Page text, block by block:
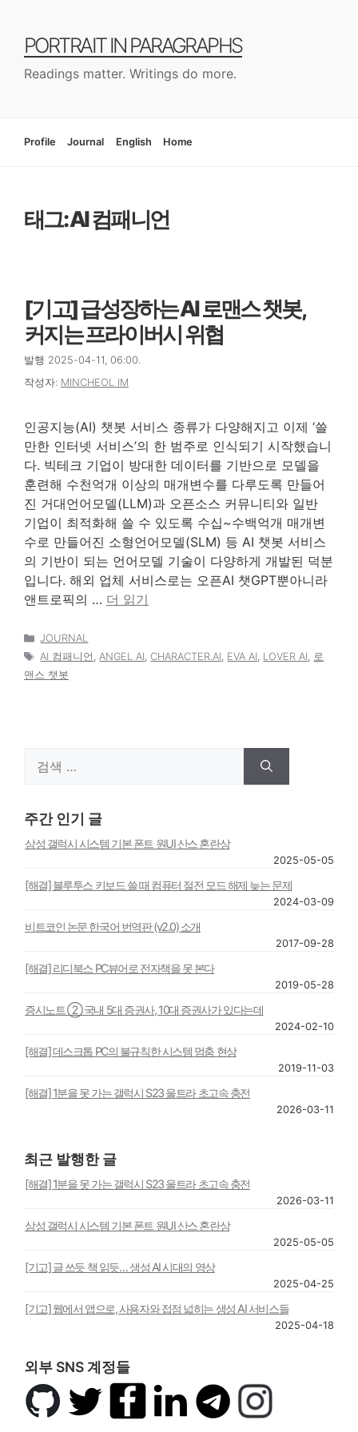
PORTRAIT IN PARAGRAPHS
Readings matter. Writings do more.
Profile Journal English Home
태그: AI 컴패니언
[기고] 급성장하는 AI 로맨스 챗봇,
커지는 프라이버시 위협
발행 2025-04-11, 06:00.
작성자: MINCHEOL IM
인공지능(AI) 챗봇 서비스 종류가 다양해지고 이제 ‘쓸
만한 인터넷 서비스’의 한 범주로 인식되기 시작했습니
다. 빅테크 기업이 방대한 데이터를 기반으로 모델을
훈련해 수천억개 이상의 매개변수를 다루도록 만들어
진 거대언어모델(LLM)과 오픈소스 커뮤니티와 일반
기업이 최적화해 쓸 수 있도록 수십~수백억개 매개변
수로 만들어진 소형언어모델(SLM) 등 AI 챗봇 서비스
의 기반이 되는 언어모델 기술이 다양하게 개발된 덕분
입니다. 해외 업체 서비스로는 오픈AI 챗GPT뿐아니라
앤트로픽의 … 더 읽기
카
테
리
JOURNAL
태
그
AI 컴패니언 ,ANGEL AI, CHARACTER.AI, EVA AI, LOVER AI, 로
맨스 챗봇
주간 인기 글
삼성 갤럭시 시스템 기본 폰트 원UI 산스 혼란상
2025-05-05
[해결] 블루투스 키보드 쓸 때 컴퓨터 절전 모드 해제 늦는 문제
2024-03-09
비트코인 논문 한국어 번역판 (v2.0) 소개
2017-09-28
[해결] 리디북스 PC뷰어로 전자책을 못 본다
2019-05-28
증시노트 ② 국내 5대 증권사, 10대 증권사가 있다는데
2024-02-10
[해결] 데스크톱 PC의 불규칙한 시스템 멈춤 현상
2019-11-03
[해결] 1분을 못 가는 갤럭시 S23 울트라 초고속 충전
2026-03-11
최근 발행한 글
[해결] 1분을 못 가는 갤럭시 S23 울트라 초고속 충전
2026-03-11
삼성 갤럭시 시스템 기본 폰트 원UI 산스 혼란상
2025-05-05
[기고] 글 쓰듯 책 읽듯… 생성 AI 시대의 영상
2025-04-25
[기고] 웹에서 앱으로, 사용자와 접점 넓히는 생성 AI 서비스들
2025-04-18
외부 SNS 계정들
깃
허
트
위
페
링
텔
레
인
스